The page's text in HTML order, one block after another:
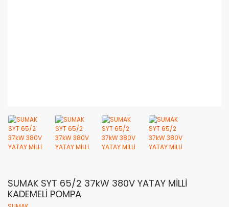
SUMAK SYT 65/2 37kW 380V YATAY MİLLİ
KADEMELİ POMPA